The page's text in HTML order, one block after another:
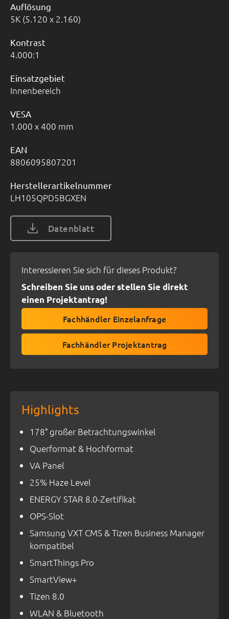
Auflösung
5K (5.120 x 2.160)
Kontrast
4.000:1
Einsatzgebiet
Innenbereich
VESA
1.000 x 400 mm
EAN
8806095807201
Herstellerartikelnummer
LH105QPD5BGXEN
Datenblatt
Interessieren Sie sich für dieses Produkt?
Schreiben Sie uns oder stellen Sie direkt
einen Projektantrag!
Fachhändler Einzelanfrage
Fachhändler Projektantrag
Highlights
178° großer Betrachtungswinkel
Querformat & Hochformat
VA Panel
25% Haze Level
ENERGY STAR 8.0-Zertifikat
OPS-Slot
Samsung VXT CMS & Tizen Business Manager
kompatibel
SmartThings Pro
SmartView+
Tizen 8.0
WLAN & Bluetooth